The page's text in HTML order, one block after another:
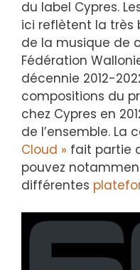
du label Cypres.
ici reflètent la très
de la musique de
Fédération
décennie 2012-
compositions du
chez Cypres en
de l’ensemble. La
Cloud » fait partie
pouvez
différentes